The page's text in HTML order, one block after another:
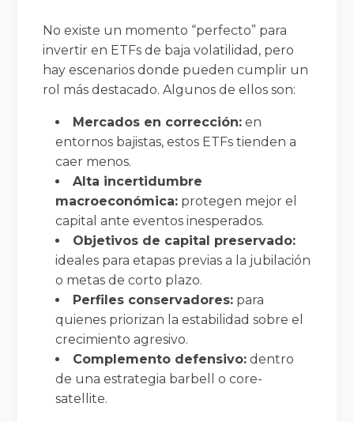
No existe un momento “perfecto” para
invertir en ETFs de baja volatilidad, pero
hay escenarios donde pueden cumplir un
rol más destacado. Algunos de ellos son:
Mercados en corrección: en
entornos bajistas, estos ETFs tienden a
caer menos.
Alta incertidumbre
macroeconómica: protegen mejor el
capital ante eventos inesperados.
Objetivos de capital preservado:
ideales para etapas previas a la jubilación
o metas de corto plazo.
Perfiles conservadores: para
quienes priorizan la estabilidad sobre el
crecimiento agresivo.
Complemento defensivo: dentro
de una estrategia barbell o core-
satellite.